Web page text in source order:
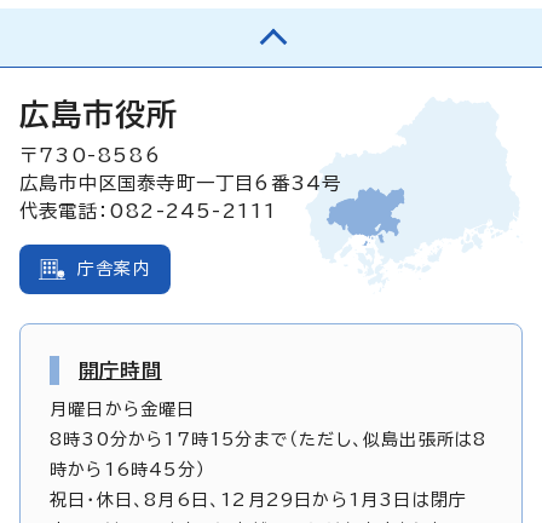
広島市役所
〒730-8586
広島市中区国泰寺町一丁目6番34号
代表電話：082-245-2111
庁舎案内
開庁時間
月曜日から金曜日
8時30分から17時15分まで（ただし、似島出張所は8
時から16時45分）
祝日・休日、8月6日、12月29日から1月3日は閉庁